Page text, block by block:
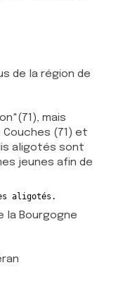
de la région de
mais
(71) et
aligotés sont
jeunes afin de
aligotés.
la Bourgogne